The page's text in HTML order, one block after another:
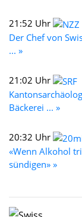
21:52 Uhr
Der Chef von
... »
21:02 Uhr
Bäckerei ... »
20:32 Uhr
«Wenn Alkohol
sündigen» »